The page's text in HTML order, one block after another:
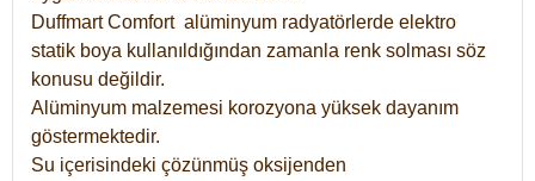
DuffmartComfort alüminyum radyatörlerde elektro
statik boya kullanıldığından zamanla renk solması söz
konusu değildir.
Alüminyum malzemesi korozyona yüksek dayanım
göstermektedir.
Su içerisindeki çözünmüş oksijenden